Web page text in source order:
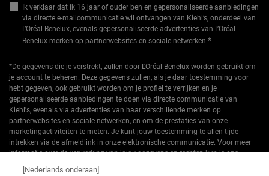
Ik verklaar dat ik 16 jaar of ouder ben en gepersonaliseerde aanbiedingen
via directe e-mailcommunicatie wil ontvangen van Kiehl’s, onderdeel van
L’Oréal Benelux, evenals gepersonaliseerde advertenties van L’Oréal
Benelux-merken op partnerwebsites en sociale netwerken.*
*De gegevens die je verstrekt, zullen door L'Oréal Benelux worden gebruikt om
je account te beheren. Deze gegevens zullen, als je daar toestemming voor
hebt gegeven, ook gebruikt worden om je profiel te verrijken en je
gepersonaliseerde aanbiedingen te doen via directe communicatie van
Kiehl's, evenals via advertenties van haar verschillende merken op
partnerwebsites en sociale netwerken, en om de prestaties van onze
marketingactiviteiten te meten. Je kunt jouw toestemming te allen tijde
intrekken via de afmeldlink in onze elektronische communicatie. Voor meer
informatie over de verwerking van jouw gegevens en rechten kun je ons
privacybeleid
[Nederlands onderaan]